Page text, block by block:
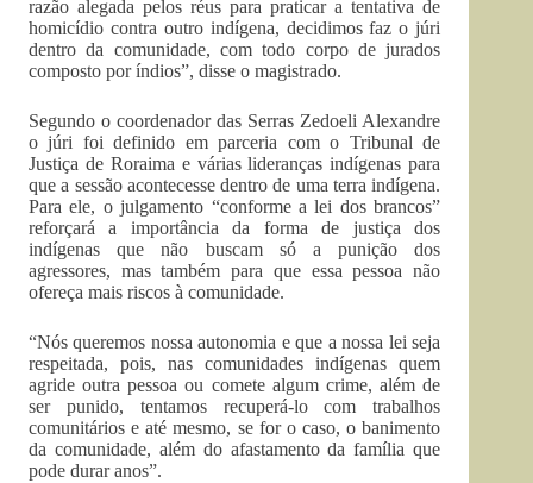
razão alegada pelos réus para praticar a tentativa de
homicídio contra outro indígena, decidimos faz o júri
dentro da comunidade, com todo corpo de jurados
composto por índios”, disse o magistrado.
Segundo o coordenador das Serras Zedoeli Alexandre
o júri foi definido em parceria com o Tribunal de
Justiça de Roraima e várias lideranças indígenas para
que a sessão acontecesse dentro de uma terra indígena.
Para ele, o julgamento “conforme a lei dos brancos”
reforçará a importância da forma de justiça dos
indígenas que não buscam só a punição dos
agressores, mas também para que essa pessoa não
ofereça mais riscos à comunidade.
“Nós queremos nossa autonomia e que a nossa lei seja
respeitada, pois, nas comunidades indígenas quem
agride outra pessoa ou comete algum crime, além de
ser punido, tentamos recuperá-lo com trabalhos
comunitários e até mesmo, se for o caso, o banimento
da comunidade, além do afastamento da família que
pode durar anos”.